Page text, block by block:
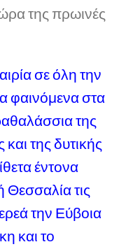
της πρωινές
σε όλη την
φαινόμενα στα
της
της δυτικής
έντονα
Θεσσαλία τις
την Εύβοια
και το